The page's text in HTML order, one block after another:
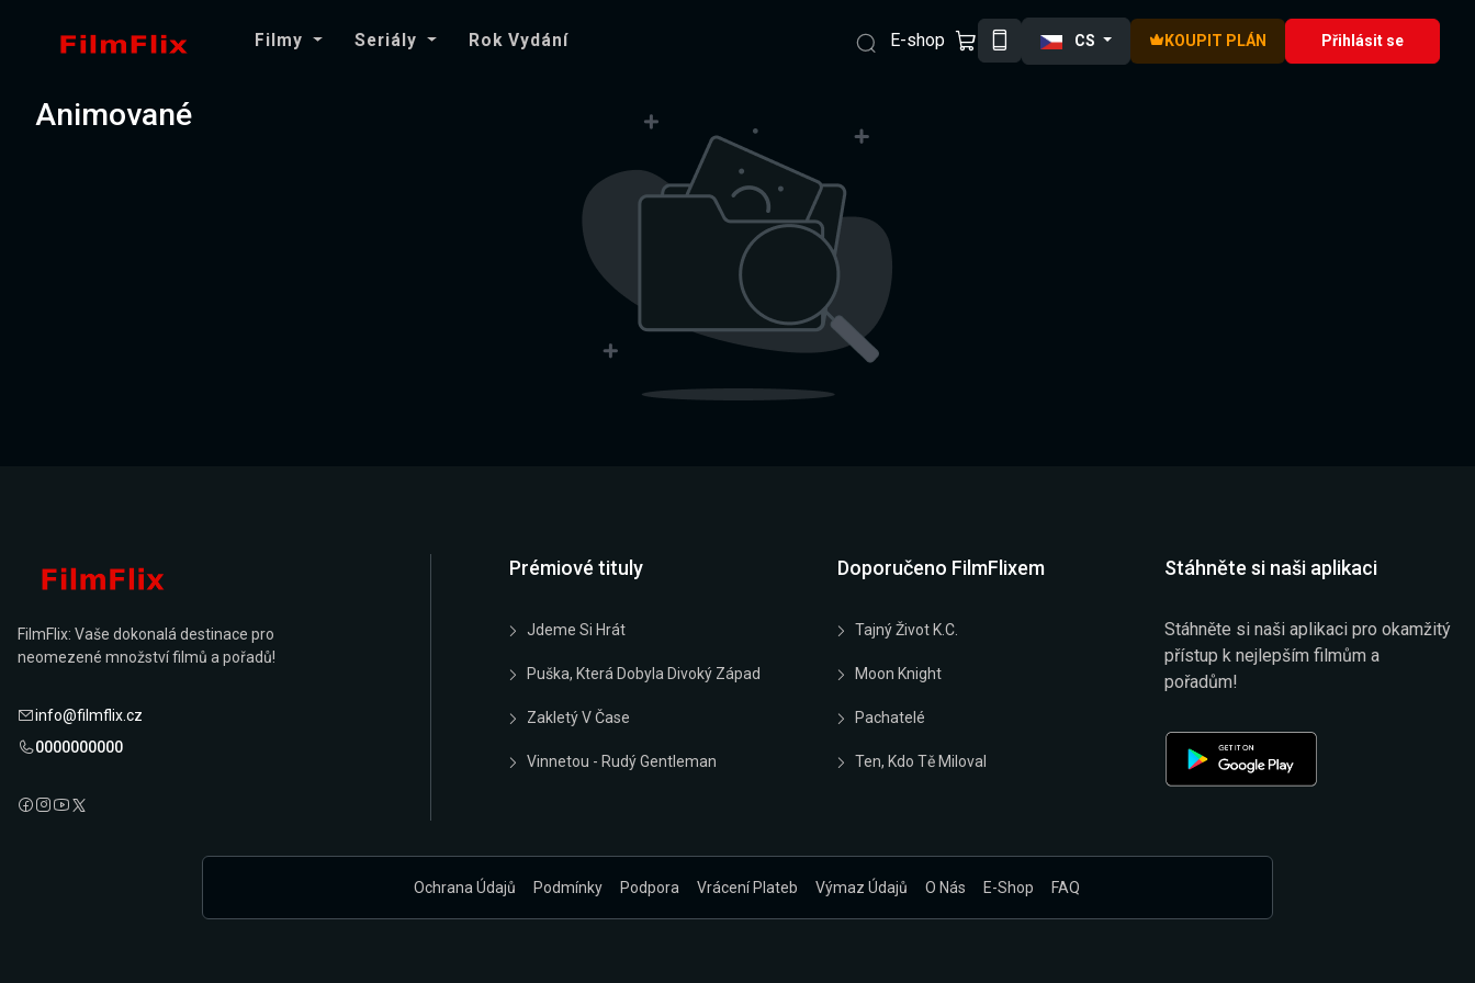
Filmy Seriály Rok Vydání E-shop CS KOUPIT PLÁN Přihlásit se
Animované
FilmFlix: Vaše dokonalá destinace pro
neomezené množství filmů a pořadů!
info@filmflix.cz
0000000000
Prémiové tituly
Jdeme Si Hrát
Puška, Která Dobyla Divoký Západ
Zakletý V Čase
Vinnetou - Rudý Gentleman
Doporučeno FilmFlixem
Tajný Život K.C.
Moon Knight
Pachatelé
Ten, Kdo Tě Miloval
Stáhněte si naši aplikaci
Stáhněte si naši aplikaci pro okamžitý
přístup k nejlepším filmům a
pořadům!
Ochrana Údajů Podmínky Podpora Vrácení Plateb Výmaz Údajů O Nás E-Shop FAQ